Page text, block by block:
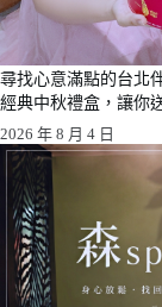
尋找心意滿點的台北
經典中秋禮盒，讓你
2026 年 8 月 4 日